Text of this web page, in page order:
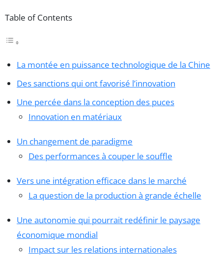
Table of Contents
La montée en puissance technologique de la Chine
Des sanctions qui ont favorisé l’innovation
Une percée dans la conception des puces
Innovation en matériaux
Un changement de paradigme
Des performances à couper le souffle
Vers une intégration efficace dans le marché
La question de la production à grande échelle
Une autonomie qui pourrait redéfinir le paysage
économique mondial
Impact sur les relations internationales